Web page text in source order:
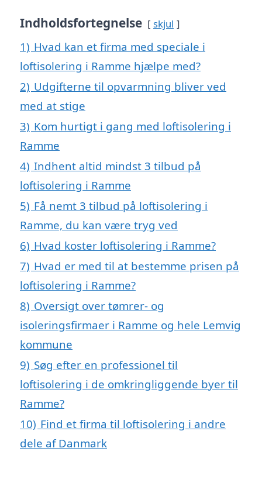
Indholdsfortegnelse skjul
1) Hvad kan et firma med speciale i
loftisolering i Ramme hjælpe med?
2) Udgifterne til opvarmning bliver ved
med at stige
3) Kom hurtigt i gang med loftisolering i
Ramme
4) Indhent altid mindst 3 tilbud på
loftisolering i Ramme
5) Få nemt 3 tilbud på loftisolering i
Ramme, du kan være tryg ved
6) Hvad koster loftisolering i Ramme?
7) Hvad er med til at bestemme prisen på
loftisolering i Ramme?
8) Oversigt over tømrer- og
isoleringsfirmaer i Ramme og hele Lemvig
kommune
9) Søg efter en professionel til
loftisolering i de omkringliggende byer til
Ramme?
10) Find et firma til loftisolering i andre
dele af Danmark